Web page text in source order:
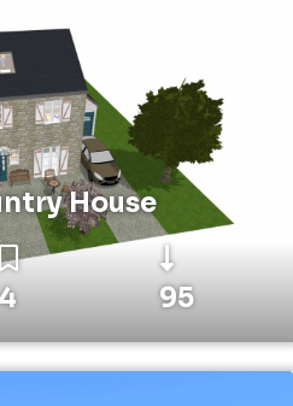
House
4 95